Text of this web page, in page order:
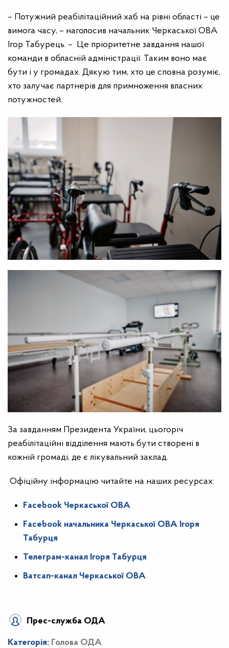
– Потужний реабілітаційний хаб на рівні області – це
вимога часу, – наголосив начальник Черкаської ОВА
Ігор Табурець. – Це пріоритетне завдання нашої
команди в обласній адміністрації. Таким воно має
бути і у громадах. Дякую тим, хто це сповна розуміє,
хто залучає партнерів для примноження власних
потужностей.
За завданням Президента України, цьогоріч
реабілітаційні відділення мають бути створені в
кожній громаді, де є лікувальний заклад.
Офіційну інформацію читайте на наших ресурсах:
Facebook Черкаської ОВА
Facebook начальника Черкаської ОВА Ігоря
Табурця
Телеграм-канал Ігоря Табурця
Ватсап-канал Черкаської ОВА
Прес-служба ОДА
Категорія: Голова ОДА